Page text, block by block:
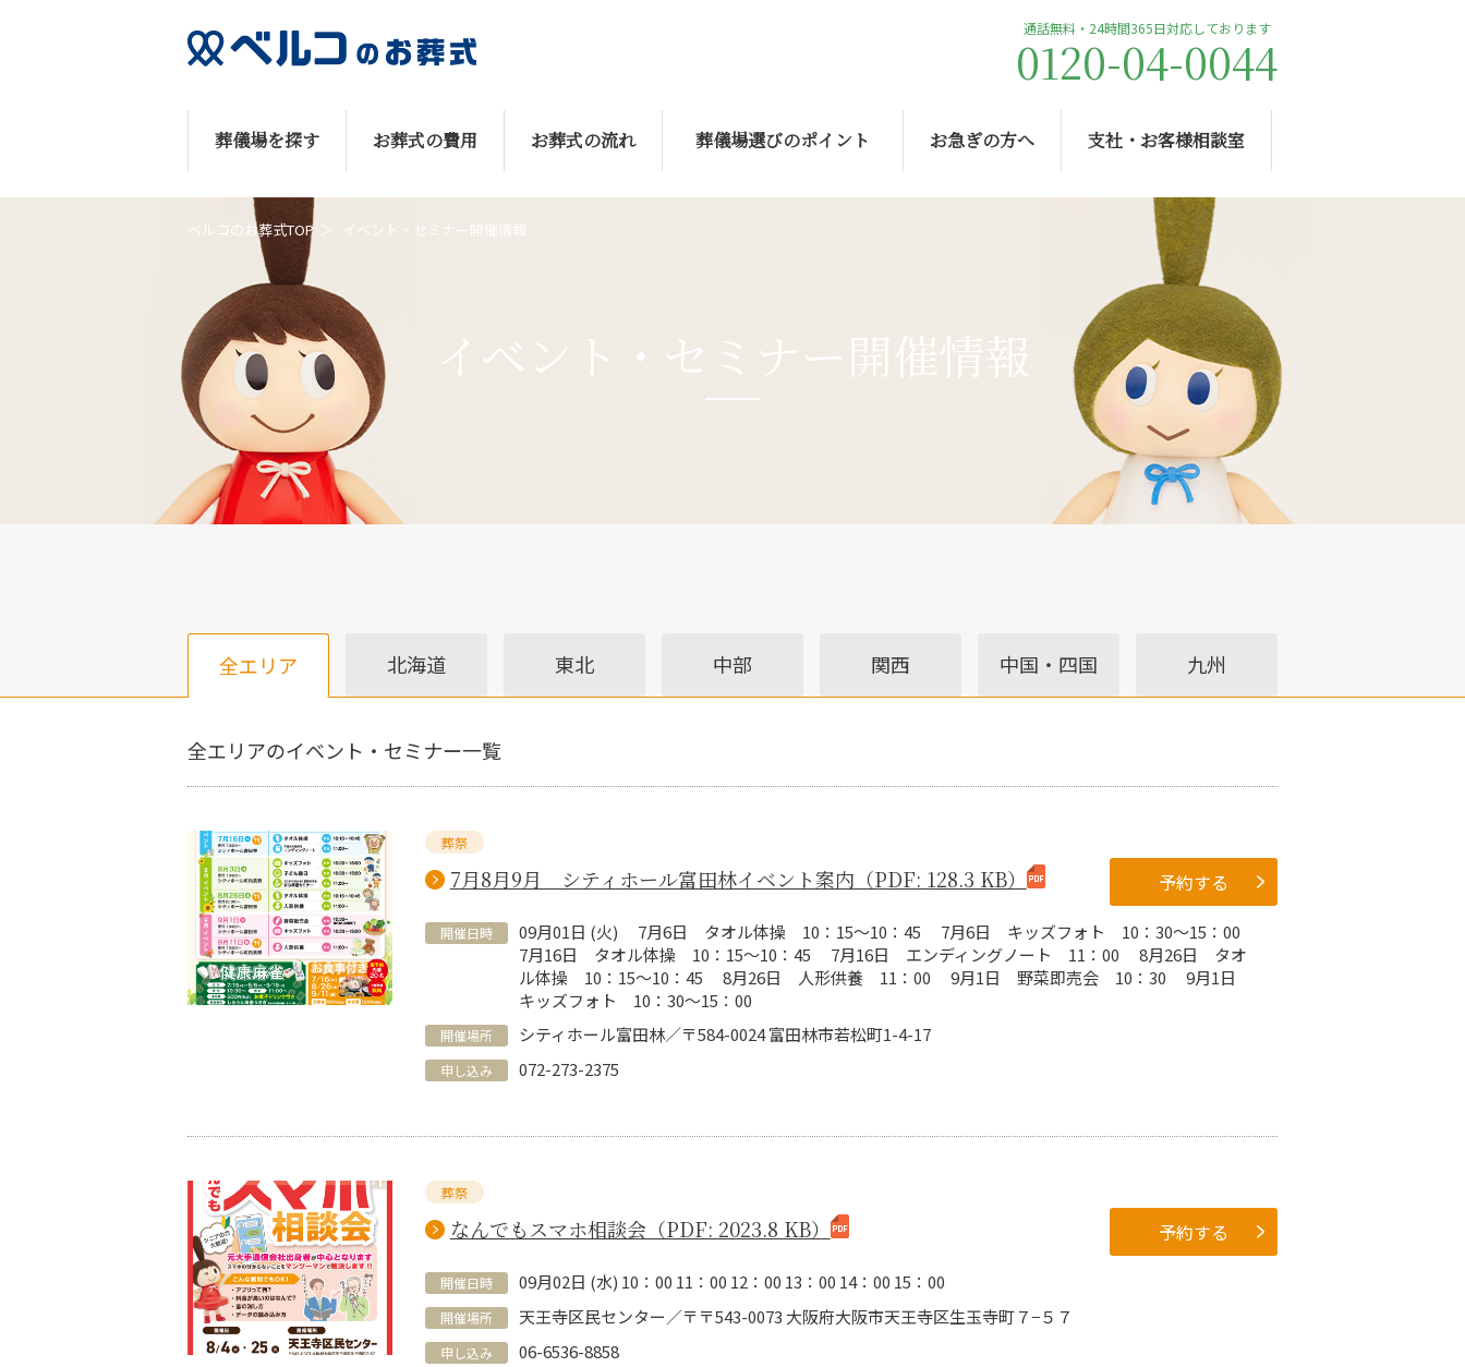
通話無料・24時間365日対応しております
0120-04-0044
葬儀場を探す お葬式の費用 お葬式の流れ 葬儀場選びのポイント お急ぎの方へ 支社・お客様相談室
ベルコのお葬式TOP イベント・セミナー開催情報
イベント・セミナー開催情報
全エリア 北海道 東北 中部 関西 中国・四国 九州
全エリアのイベント・セミナー一覧
葬祭
予約する
7月8月9月 シティホール富田林イベント案内（PDF: 128.3 KB）
開催日時 09月01日 (火) 7月6日 タオル体操 10：15～10：45 7月6日 キッズフォト 10：30～15：00
7月16日 タオル体操 10：15～10：45 7月16日 エンディングノート 11：00 8月26日 タオ
ル体操 10：15～10：45 8月26日 人形供養 11：00 9月1日 野菜即売会 10：30 9月1日
キッズフォト 10：30～15：00
開催場所 シティホール富田林／〒584-0024 富田林市若松町1-4-17
申し込み 072-273-2375
葬祭
予約する
なんでもスマホ相談会（PDF: 2023.8 KB）
開催日時 09月02日 (水) 10：00 11：00 12：00 13：00 14：00 15：00
開催場所 天王寺区民センター／〒〒543-0073 大阪府大阪市天王寺区生玉寺町７−５７
申し込み 06-6536-8858